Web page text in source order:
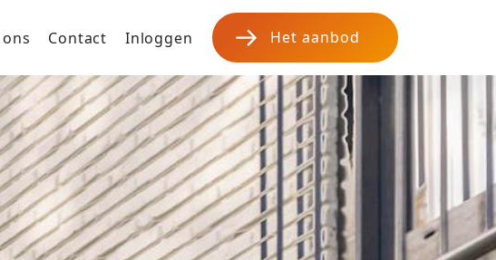
Contact Inloggen Het aanbod